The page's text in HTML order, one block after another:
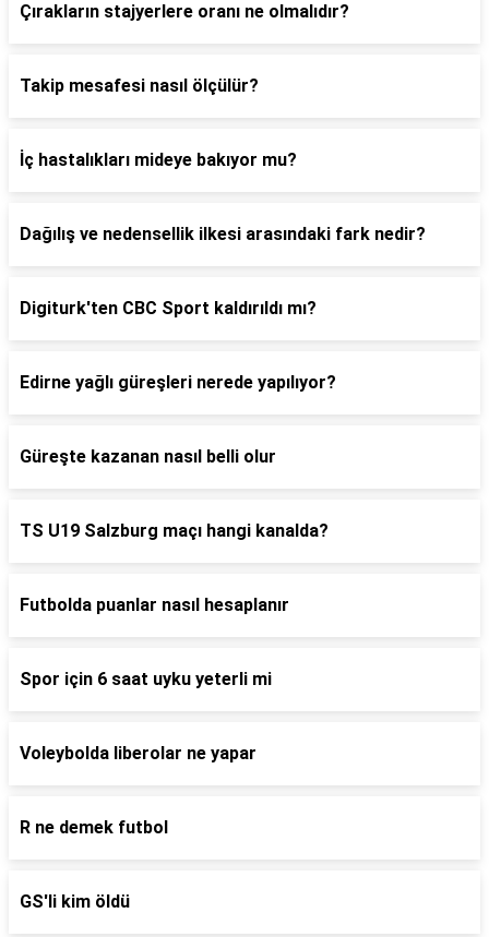
Çırakların stajyerlere oranı ne olmalıdır?
Takip mesafesi nasıl ölçülür?
İç hastalıkları mideye bakıyor mu?
Dağılış ve nedensellik ilkesi arasındaki fark nedir?
Digiturk'ten CBC Sport kaldırıldı mı?
Edirne yağlı güreşleri nerede yapılıyor?
Güreşte kazanan nasıl belli olur
TS U19 Salzburg maçı hangi kanalda?
Futbolda puanlar nasıl hesaplanır
Spor için 6 saat uyku yeterli mi
Voleybolda liberolar ne yapar
R ne demek futbol
GS'li kim öldü